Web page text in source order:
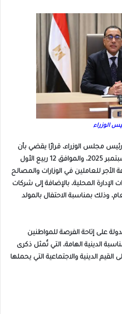
الوزراء
رئيس مجلس الوزراء، قرارًا يقضي بأن
يكون يوم الخميس الموافق 4 سبتمبر 2025، والموافق 12 ربيع الأول
الأجر للعاملين في الوزارات والمصالح
الإدارة المحلية، بالإضافة إلى شركات
وذلك بمناسبة الاحتفال بالمولد
على إتاحة الفرصة للمواطنين
الدينية الهامة، التي تُمثل ذكرى
الدينية والاجتماعية التي يحملها